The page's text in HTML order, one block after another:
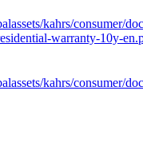
kahrs/consumer/
warranty-10y-
kahrs/consumer/